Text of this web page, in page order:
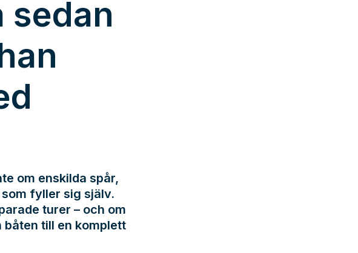
sedan
om enskilda spår,
fyller sig själv.
turer – och om
till en komplett